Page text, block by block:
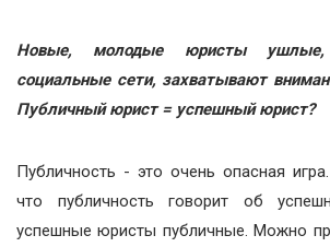
Новые, молодые юристы ушлые,
социальные сети, захватывают
Публичный юрист = успешный юрист?
Публичность - это очень опасная
что публичность говорит об
успешные юристы публичные. Можно